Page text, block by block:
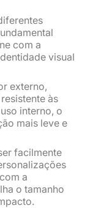
com a
visual
externo,
às
interno, o
mais leve e
facilmente
a
o tamanho